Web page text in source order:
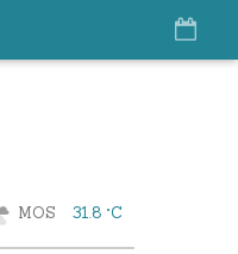
MOS 31.8 °C